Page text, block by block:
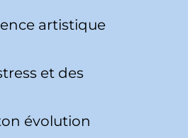
artistique
et des
évolution